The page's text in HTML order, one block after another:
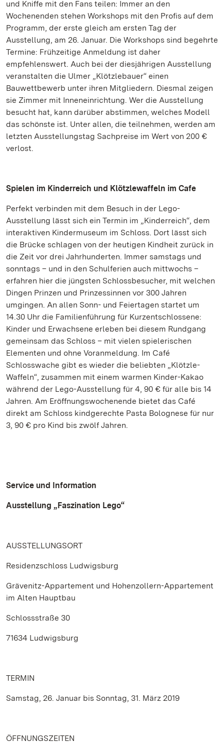
und Kniffe mit den Fans teilen: Immer an den
Wochenenden stehen Workshops mit den Profis auf dem
Programm, der erste gleich am ersten Tag der
Ausstellung, am 26. Januar. Die Workshops sind begehrte
Termine: Frühzeitige Anmeldung ist daher
empfehlenswert. Auch bei der diesjährigen Ausstellung
veranstalten die Ulmer „Klötzlebauer“ einen
Bauwettbewerb unter ihren Mitgliedern. Diesmal zeigen
sie Zimmer mit Inneneinrichtung. Wer die Ausstellung
besucht hat, kann darüber abstimmen, welches Modell
das schönste ist. Unter allen, die teilnehmen, werden am
letzten Ausstellungstag Sachpreise im Wert von 200 €
verlost.
Spielen im Kinderreich und Klötzlewaffeln im Cafe
Perfekt verbinden mit dem Besuch in der Lego-
Ausstellung lässt sich ein Termin im „Kinderreich“, dem
interaktiven Kindermuseum im Schloss. Dort lässt sich
die Brücke schlagen von der heutigen Kindheit zurück in
die Zeit vor drei Jahrhunderten. Immer samstags und
sonntags – und in den Schulferien auch mittwochs –
erfahren hier die jüngsten Schlossbesucher, mit welchen
Dingen Prinzen und Prinzessinnen vor 300 Jahren
umgingen. An allen Sonn- und Feiertagen startet um
14.30 Uhr die Familienführung für Kurzentschlossene:
Kinder und Erwachsene erleben bei diesem Rundgang
gemeinsam das Schloss – mit vielen spielerischen
Elementen und ohne Voranmeldung. Im Café
Schlosswache gibt es wieder die beliebten „Klötzle-
Waffeln“, zusammen mit einem warmen Kinder-Kakao
während der Lego-Ausstellung für 4, 90 € für alle bis 14
Jahren. Am Eröffnungswochenende bietet das Café
direkt am Schloss kindgerechte Pasta Bolognese für nur
3, 90 € pro Kind bis zwölf Jahren.
Service und Information
Ausstellung „Faszination Lego“
AUSSTELLUNGSORT
Residenzschloss Ludwigsburg
Grävenitz-Appartement und Hohenzollern-Appartement
im Alten Hauptbau
Schlossstraße 30
71634 Ludwigsburg
TERMIN
Samstag, 26. Januar bis Sonntag, 31. März 2019
ÖFFNUNGSZEITEN